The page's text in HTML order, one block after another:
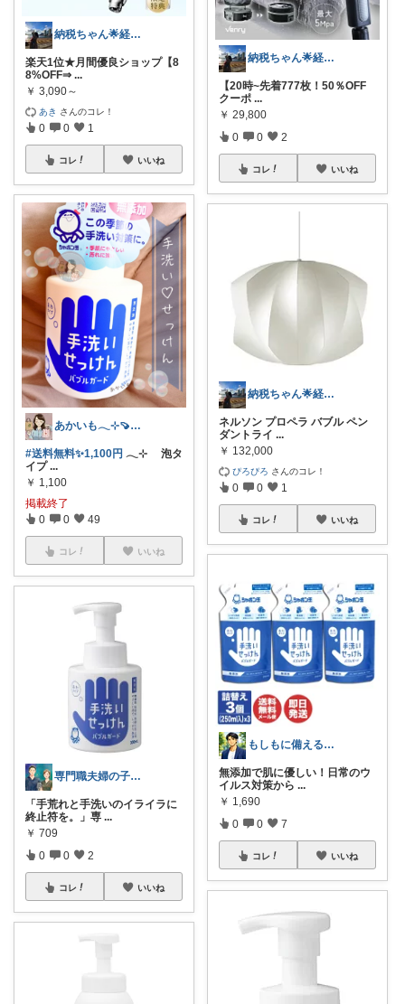
納税ちゃん🌟経由購入★
楽天1位★月間優良ショップ【8
8%OFF⇒ ...
￥ 3,090～
あき さんのコレ！
0 0 1
コレ いいね
あかいも𓂃⊹🍠8月もよろしくです✨
#送料無料✨1,100円 𓂃⊹ 泡タ
イプ ...
￥ 1,100
掲載終了
0 0 49
コレ いいね
専門職夫婦の子育てラジオ
「手荒れと手洗いのイライラに
終止符を。」専 ...
￥ 709
0 0 2
コレ いいね
納税ちゃん🌟経由購入★
【20時~先着777枚！50％OFF
クーポ ...
￥ 29,800
0 0 2
コレ いいね
納税ちゃん🌟経由購入★
ネルソン プロペラ バブル ペン
ダントライ ...
￥ 132,000
ぴろぴろ さんのコレ！
0 0 1
コレ いいね
もしもに備える男のROOM
無添加で肌に優しい！日常のウ
イルス対策から ...
￥ 1,690
0 0 7
コレ いいね